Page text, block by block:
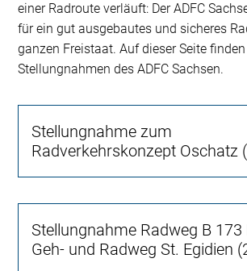
einer Radroute verläuft: Der ADFC
für ein gut ausgebautes und sicheres
ganzen Freistaat. Auf dieser Seite
Stellungnahmen des ADFC Sachsen.
Stellungnahme zum
Radverkehrskonzept Oschatz
Stellungnahme Radweg B 173
Geh- und Radweg St. Egidien